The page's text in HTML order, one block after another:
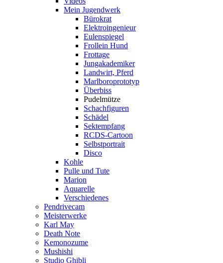
Mein Jugendwerk
Bürokrat
Elektroingenieur
Eulenspiegel
Frollein Hund
Frottage
Jungakademiker
Landwirt, Pferd
Marlboroprototyp
Überbiss
Pudelmütze
Schachfiguren
Schädel
Sektempfang
RCDS-Cartoon
Selbstportrait
Disco
Kohle
Pulle und Tute
Marion
Aquarelle
Verschiedenes
Pendrivecam
Meisterwerke
Karl May
Death Note
Kemonozume
Mushishi
Studio Ghibli